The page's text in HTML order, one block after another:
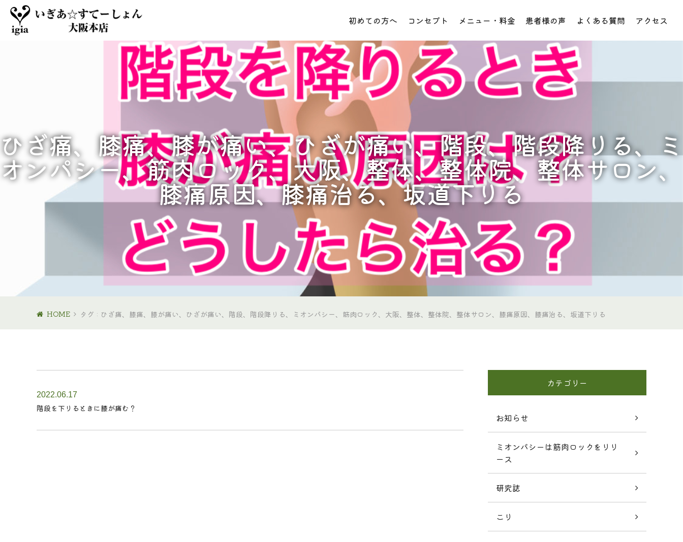
初めての方へ コンセプト メニュー・料金 患者様の声 よくある質問 アクセス
ひざ痛、膝痛、膝が痛い、ひざが痛い、階段、階段降りる、ミ
オンパシー、筋肉ロック、大阪、整体、整体院、整体サロン、
膝痛原因、膝痛治る、坂道下りる
HOME タグ : ひざ痛、膝痛、膝が痛い、ひざが痛い、階段、階段降りる、ミオンパシー、筋肉ロック、大阪、整体、整体院、整体サロン、膝痛原因、膝痛治る、坂道下りる
2022.06.17
階段を下りるときに膝が痛む？
カテゴリー
お知らせ
ミオンパシーは筋肉ロックをリリ
ース
研究誌
こり